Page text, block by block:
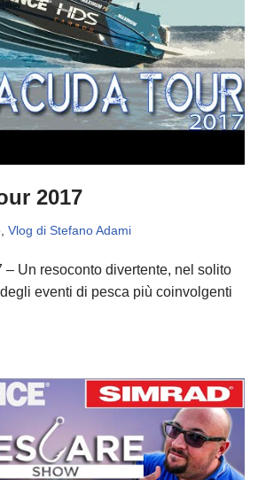
2017
Vlog di Stefano Adami
– Un resoconto divertente, nel solito
eventi di pesca più coinvolgenti